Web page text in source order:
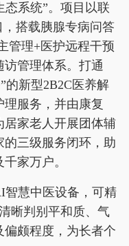
态系统”。项目以联
搭载胰腺专病问答
管理+医护远程干预
访管理体系。打通
的新型2B2C医养解
服务，并由康复
居家老人开展团体辅
三级服务闭环，助
家万户。
智慧中医设备，可精
晰判别平和质、气
颇程度，为长者个